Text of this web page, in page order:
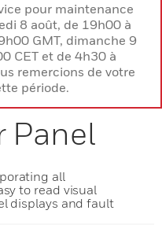
pour maintenance
8 août, de 19h00 à
GMT, dimanche 9
CET et de 4h30 à
remercions de votre
période.
Panel
all
to read visual
displays and fault